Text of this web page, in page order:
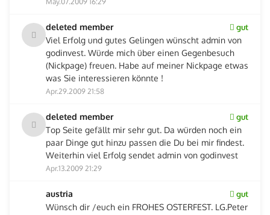
deleted member gut
Viel Erfolg und gutes Gelingen wünscht admin von
godinvest. Würde mich über einen Gegenbesuch
(Nickpage) freuen. Habe auf meiner Nickpage etwas
was Sie interessieren könnte !
Apr.29.2009 21:58
deleted member gut
Top Seite gefällt mir sehr gut. Da würden noch ein
paar Dinge gut hinzu passen die Du bei mir findest.
Weiterhin viel Erfolg sendet admin von godinvest
Apr.13.2009 21:29
austria gut
Wünsch dir /euch ein FROHES OSTERFEST. LG.Peter